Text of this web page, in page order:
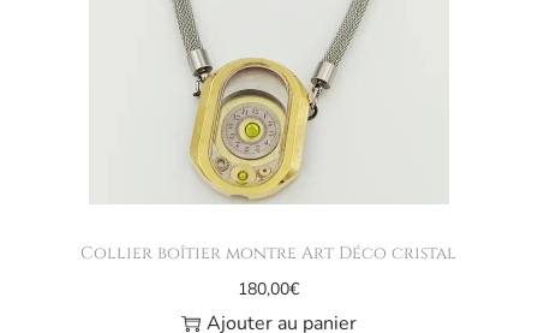
Collier boîtier montre Art Déco cristal
180,00€
Ajouter au panier